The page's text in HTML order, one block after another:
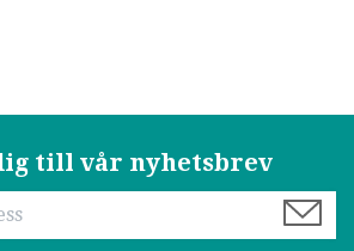
till vår nyhetsbrev